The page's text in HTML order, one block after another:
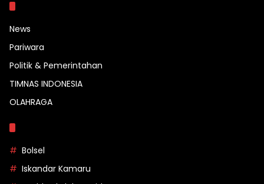
News
Pariwara
Politik & Pemerintahan
TIMNAS INDONESIA
OLAHRAGA
Bolsel
Iskandar Kamaru